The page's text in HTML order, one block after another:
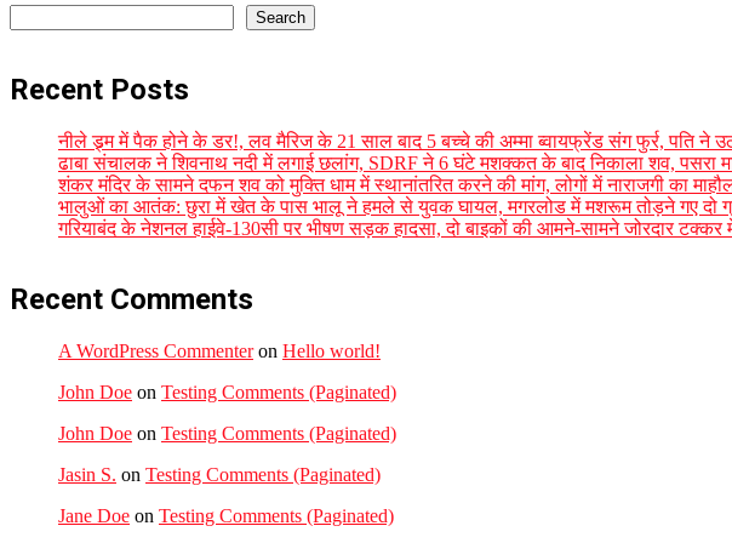
Search
Recent Posts
नीले ड्र्म में पैक होने के डर!, लव मैरिज के 21 साल बाद 5 बच्चे की अम्मा ब्वायफ्रेंड संग फुर्र, पति ने
ढाबा संचालक ने शिवनाथ नदी में लगाई छलांग, SDRF ने 6 घंटे मशक्कत के बाद निकाला शव, पसरा
शंकर मंदिर के सामने दफन शव को मुक्ति धाम में स्थानांतरित करने की मांग, लोगों में नाराजगी का
भालुओं का आतंक: छुरा में खेत के पास भालू ने हमले से युवक घायल, मगरलोड में मशरूम तोड़ने गए दो
गरियाबंद के नेशनल हाईवे-130सी पर भीषण सड़क हादसा, दो बाइकों की आमने-सामने जोरदार
Recent Comments
A WordPress Commenteron Hello world!
John Doe on Testing Comments (Paginated)
John Doe on Testing Comments (Paginated)
Jasin S. on Testing Comments (Paginated)
Jane Doe on Testing Comments (Paginated)